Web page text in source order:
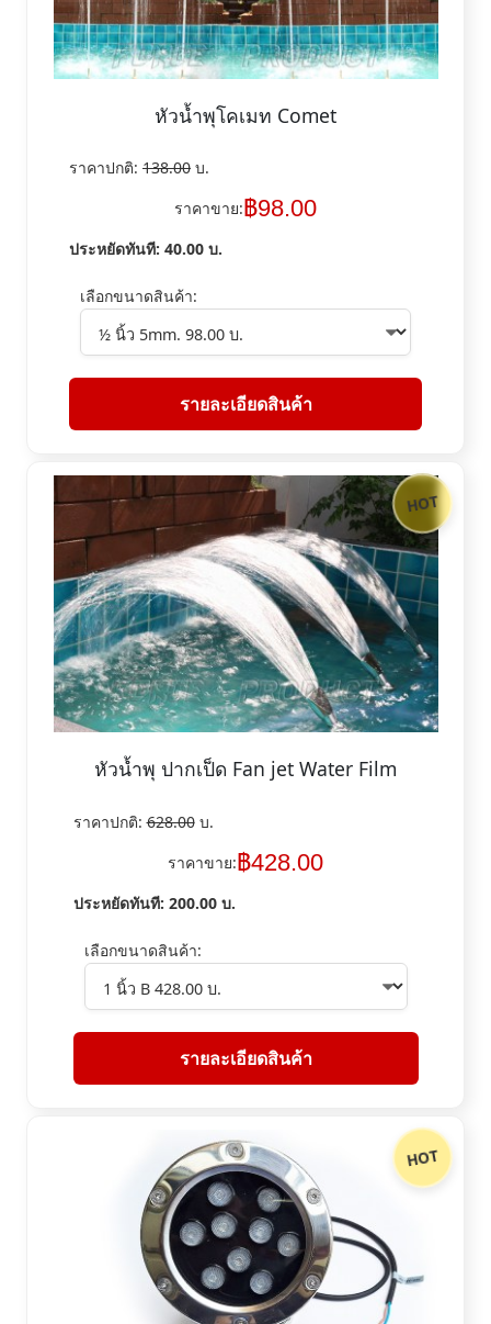
หัวน้ำพุโคเมท Comet
ราคาปกติ: 138.00 บ.
ราคาขาย: ฿98.00
ประหยัดทันที: 40.00 บ.
เลือกขนาดสินค้า:
รายละเอียดสินค้า
HOT
หัวน้ำพุ ปากเป็ด Fan jet Water Film
ราคาปกติ:628.00บ.
ราคาขาย:฿428.00
ประหยัดทันที: 200.00บ.
เลือกขนาดสินค้า:
รายละเอียดสินค้า
HOT